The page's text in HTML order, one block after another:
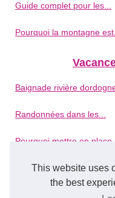
This website uses
the best
Guide complet pour les...
Pourquoi la montagne
Baignade rivière dordogne
Randonnées dans les...
Pourquoi mettre en place
Et si vous partiez en...
Réservez vos vacances